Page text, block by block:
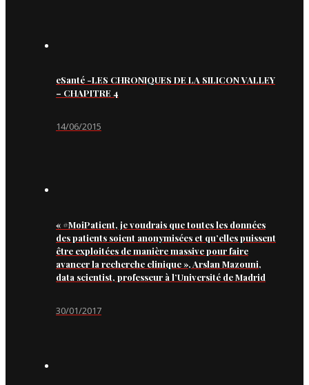
eSanté -LES CHRONIQUES DE LA SILICON VALLEY
– CHAPITRE 4
14/06/2015
« #MoiPatient, je voudrais que toutes les données
des patients soient anonymisées et qu’elles puissent
être exploitées de manière massive pour faire
avancer la recherche clinique », Arslan Mazouni,
data scientist, professeur à l’Université de Madrid
30/01/2017